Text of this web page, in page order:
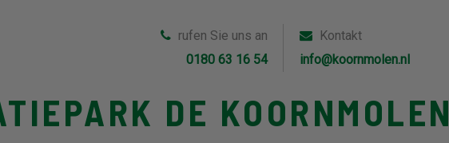
rufen Sie uns an
0180 63 16 54
Kontakt
info@koornmolen.nl
DE KOORNMOLEN